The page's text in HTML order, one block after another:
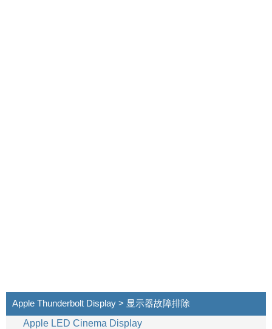
Apple Thunderbolt Display > 显示器故障排除
Apple LED Cinema Display